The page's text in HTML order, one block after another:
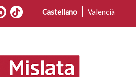
Castellano Valencià